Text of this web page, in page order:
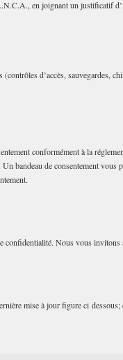
en joignant un justificatif
d’accès, sauvegardes,
conformément à la
bandeau de consentement vous
confidentialité. Nous vous
mise à jour figure ci